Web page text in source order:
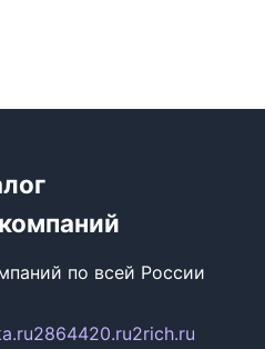
по всей России
2864420.ru2rich.ru